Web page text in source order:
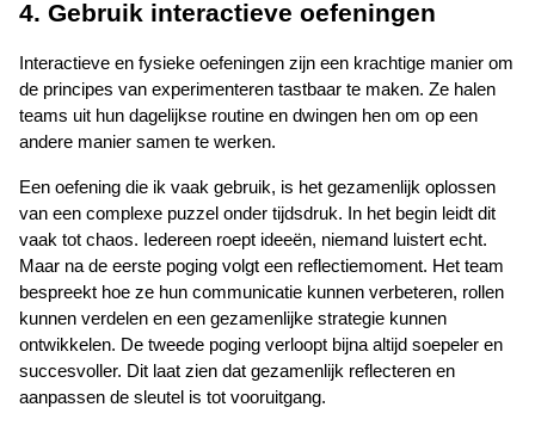
4. Gebruik interactieve oefeningen
Interactieve en fysieke oefeningen zijn een krachtige manier om
de principes van experimenteren tastbaar te maken. Ze halen
teams uit hun dagelijkse routine en dwingen hen om op een
andere manier samen te werken.
Een oefening die ik vaak gebruik, is het gezamenlijk oplossen
van een complexe puzzel onder tijdsdruk. In het begin leidt dit
vaak tot chaos. Iedereen roept ideeën, niemand luistert echt.
Maar na de eerste poging volgt een reflectiemoment. Het team
bespreekt hoe ze hun communicatie kunnen verbeteren, rollen
kunnen verdelen en een gezamenlijke strategie kunnen
ontwikkelen. De tweede poging verloopt bijna altijd soepeler en
succesvoller. Dit laat zien dat gezamenlijk reflecteren en
aanpassen de sleutel is tot vooruitgang.